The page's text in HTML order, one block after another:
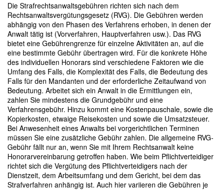
Die Strafrechtsanwaltsgebühren richten sich nach dem
Rechtsanwaltsvergütungsgesetz (RVG). Die Gebühren werden
abhängig von den Phasen des Verfahrens erhoben, in denen der
Anwalt tätig ist (Vorverfahren, Hauptverfahren usw.). Das RVG
bietet eine Gebührengrenze für einzelne Aktivitäten an, auf die
eine bestimmte Gebühr übertragen wird. Für die konkrete Höhe
des individuellen Honorars sind verschiedene Faktoren wie die
Umfang des Falls, die Komplexität des Falls, die Bedeutung des
Falls für den Mandanten und der erforderliche Zeitaufwand von
Bedeutung. Arbeitet sich ein Anwalt in die Ermittlungen ein,
zahlen Sie mindestens die Grundgebühr und eine
Verfahrensgebühr. Hinzu kommt eine Kostenpauschale, sowie die
Kopierkosten, etwaige Reisekosten und sowie die Umsatzsteuer.
Bei Anwesenheit eines Anwalts bei vorgerichtlichen Terminen
müssen Sie eine zusätzliche Gebühr zahlen. Die allgemeine RVG-
Gebühr fällt nur an, wenn Sie mit Ihrem Rechtsanwalt keine
Honorarvereinbarung getroffen haben. Wie beim Pflichtverteidiger
richtet sich die Vergütung des Pflichtverteidigers nach der
Dienstzeit, dem Arbeitsumfang und dem Gericht, bei dem das
Strafverfahren anhängig ist. Auch hier variieren die Gebühren je